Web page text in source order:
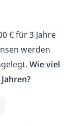
€ für 3 Jahre
werden
Wie viel